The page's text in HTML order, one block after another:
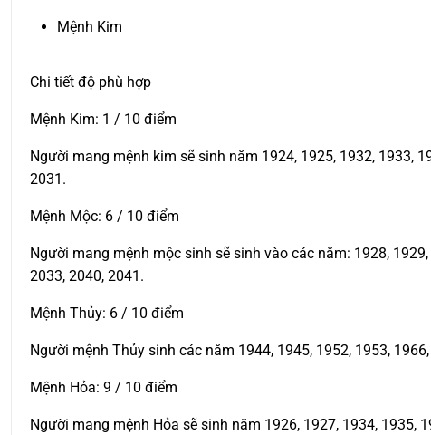
Mệnh Kim
Chi tiết độ phù hợp
Mệnh Kim: 1 / 10 điểm
Người mang mệnh kim sẽ sinh năm 1924, 1925, 1932, 1933,
2031.
Mệnh Mộc: 6 / 10 điểm
Người mang mệnh mộc sinh sẽ sinh vào các năm: 1928,
2033, 2040, 2041.
Mệnh Thủy: 6 / 10 điểm
Người mệnh Thủy sinh các năm 1944, 1945, 1952, 1953,
Mệnh Hỏa: 9 / 10 điểm
Người mang mệnh Hỏa sẽ sinh năm 1926, 1927, 1934, 1935,